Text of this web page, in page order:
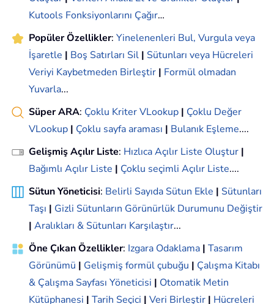
Kutools Fonksiyonlarını Çağır…
Popüler Özellikler: Yinelenenleri Bul, Vurgula veya
İşaretle | Boş Satırları Sil | Sütunları veya Hücreleri
Veriyi Kaybetmeden Birleştir | Formül olmadan
Yuvarla...
Süper ARA: Çoklu Kriter VLookup | Çoklu Değer
VLookup | Çoklu sayfa araması | Bulanık Eşleme....
Gelişmiş Açılır Liste: Hızlıca Açılır Liste Oluştur |
Bağımlı Açılır Liste | Çoklu seçimli Açılır Liste....
Sütun Yöneticisi: Belirli Sayıda Sütun Ekle | Sütunları
Taşı | Gizli Sütunların Görünürlük Durumunu Değiştir
| Aralıkları & Sütunları Karşılaştır...
Öne Çıkan Özellikler: Izgara Odaklama | Tasarım
Görünümü | Gelişmiş formül çubuğu | Çalışma Kitabı
& Çalışma Sayfası Yöneticisi | Otomatik Metin
Kütüphanesi | Tarih Seçici | Veri Birleştir | Hücreleri